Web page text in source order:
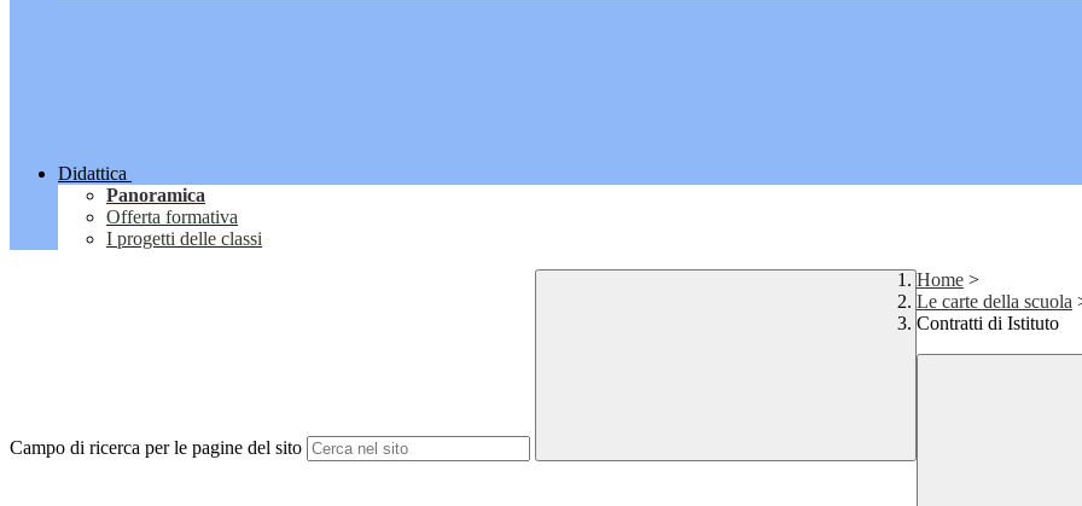
Didattica
Panoramica
Offerta formativa
I progetti delle classi
Campo di ricerca per le pagine del sito
Home >
Le carte della scuola
Contratti di Istituto